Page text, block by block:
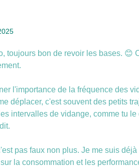
toujours bon de revoir les bases.
l'importance de la fréquence des
déplacer, c'est souvent des petits
intervalles de vidange, comme tu
pas faux non plus. Je me suis
la consommation et les